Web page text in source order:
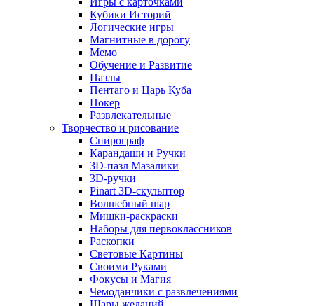
Кубики Историй
Логические игры
Магнитные в дорогу
Мемо
Обучение и Развитие
Пазлы
Пентаго и Царь Куба
Покер
Развлекательные
Творчество и рисование
Спирограф
Карандаши и Ручки
3D-пазл Мазалики
3D-ручки
Pinart 3D-скульптор
Волшебный шар
Мишки-раскраски
Наборы для первоклассников
Раскопки
Световые Картины
Своими Руками
Фокусы и Магия
Чемоданчики с развлечениями